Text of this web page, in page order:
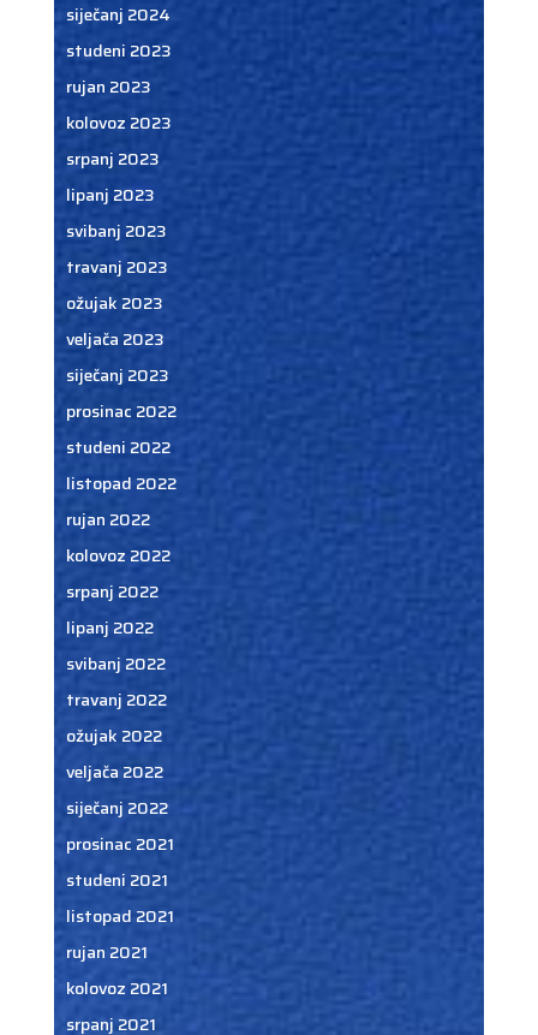
siječanj 2024
studeni 2023
rujan 2023
kolovoz 2023
srpanj 2023
lipanj 2023
svibanj 2023
travanj 2023
ožujak 2023
veljača 2023
siječanj 2023
prosinac 2022
studeni 2022
listopad 2022
rujan 2022
kolovoz 2022
srpanj 2022
lipanj 2022
svibanj 2022
travanj 2022
ožujak 2022
veljača 2022
siječanj 2022
prosinac 2021
studeni 2021
listopad 2021
rujan 2021
kolovoz 2021
srpanj 2021